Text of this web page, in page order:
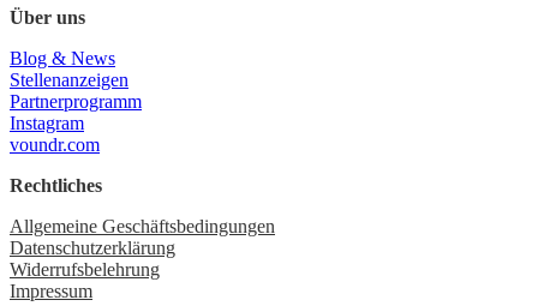
Über uns
Blog & News
Stellenanzeigen
Partnerprogramm
Instagram
voundr.com
Rechtliches
Allgemeine Geschäftsbedingungen
Datenschutzerklärung
Widerrufsbelehrung
Impressum